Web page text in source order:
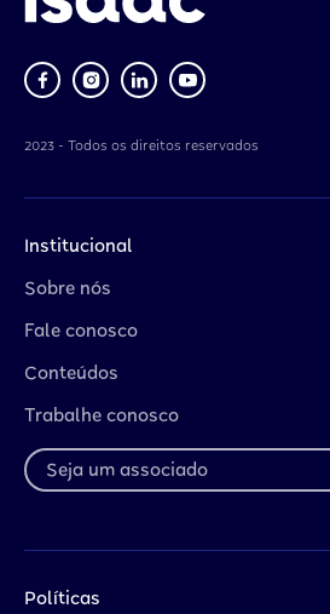
2023 - Todos os direitos reservados
Institucional
Sobre nós
Fale conosco
Conteúdos
Trabalhe conosco
Seja um associado
Políticas